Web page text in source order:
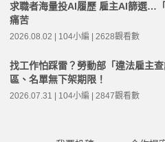
求職者海量投AI履歷 雇主AI篩選…
痛苦
2026.08.02 | 104小編 | 2628觀看數
找工作怕踩雷？勞動部「違法雇主
區、名單無下架期限！
2026.07.31 | 104小編 | 2847觀看數